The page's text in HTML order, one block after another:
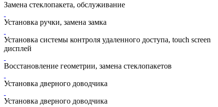
Замена стеклопакета, обслуживание
Установка ручки, замена замка
Установка системы контроля удаленного доступа, touch screen
дисплей
Восстановление геометрии, замена стеклопакетов
Установка дверного доводчика
Установка дверного доводчика